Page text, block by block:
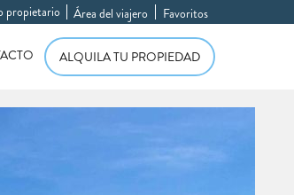
Favoritos
Área del viajero
propietario
ALQUILA TU PROPIEDAD